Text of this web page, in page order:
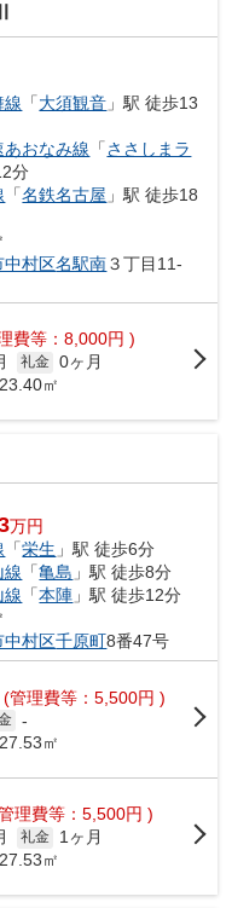
線 「大須観音 」駅 徒歩13
おなみ線 「ささしまラ
分
「名鉄名古屋 」駅 徒歩18
中村区名駅南３丁目11-
費等：8,000円 )
礼金 0ヶ月
㎡
万円
「栄生 」駅 徒歩6分
線 「亀島 」駅 徒歩8分
線 「本陣 」駅 徒歩12分
中村区千原町8番47号
(管理費等：5,500円 )
-
㎡
理費等：5,500円 )
礼金
1ヶ月
㎡